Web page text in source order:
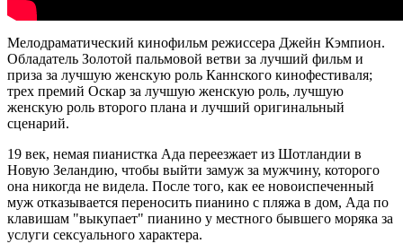
Мелодраматический кинофильм режиссера Джейн Кэмпион.
Обладатель Золотой пальмовой ветви за лучший фильм и
приза за лучшую женскую роль Каннского кинофестиваля;
трех премий Оскар за лучшую женскую роль, лучшую
женскую роль второго плана и лучший оригинальный
сценарий.
19 век, немая пианистка Ада переезжает из Шотландии в
Новую Зеландию, чтобы выйти замуж за мужчину, которого
она никогда не видела. После того, как ее новоиспеченный
муж отказывается переносить пианино с пляжа в дом, Ада по
клавишам "выкупает" пианино у местного бывшего моряка за
услуги сексуального характера.